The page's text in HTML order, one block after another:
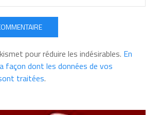
pour réduire les indésirables. En
façon dont les données de vos
traitées.